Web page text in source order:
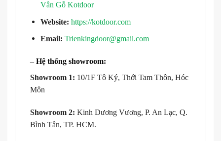
Vân Gỗ Kotdoor
Website: https://kotdoor.com
Email: Trienkingdoor@gmail.com
– Hệ thống showroom:
Showroom 1: 10/1F Tô Ký, Thới Tam Thôn, Hóc
Môn
Showroom 2: Kinh Dương Vương, P. An Lạc, Q.
Bình Tân, TP. HCM.